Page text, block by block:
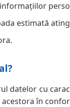
estimată
datelor cu
în